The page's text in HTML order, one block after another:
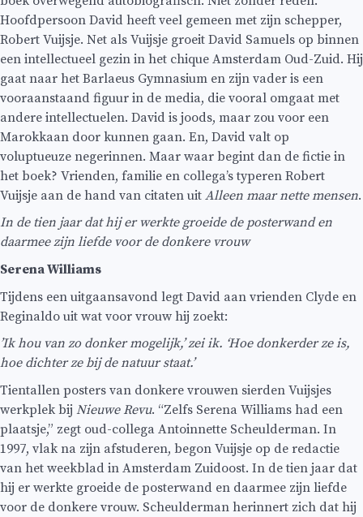
Hoofdpersoon David heeft veel gemeen met zijn schepper,
Robert Vuijsje. Net als Vuijsje groeit David Samuels op binnen
een intellectueel gezin in het chique Amsterdam Oud-Zuid. Hij
gaat naar het Barlaeus Gymnasium en zijn vader is een
vooraanstaand figuur in de media, die vooral omgaat met
andere intellectuelen. David is joods, maar zou voor een
Marokkaan door kunnen gaan. En, David valt op
voluptueuze negerinnen. Maar waar begint dan de fictie in
het boek? Vrienden, familie en collega’s typeren Robert
Vuijsje aan de hand van citaten uit Alleen maar nette mensen.
In de tien jaar dat hij er werkte groeide de posterwand en
daarmee zijn liefde voor de donkere vrouw
Serena Williams
Tijdens een uitgaansavond legt David aan vrienden Clyde en
Reginaldo uit wat voor vrouw hij zoekt:
’Ik hou van zo donker mogelijk,’ zei ik. ‘Hoe donkerder ze is,
hoe dichter ze bij de natuur staat.’
Tientallen posters van donkere vrouwen sierden Vuijsjes
werkplek bij Nieuwe Revu. “Zelfs Serena Williams had een
plaatsje,” zegt oud-collega Antoinnette Scheulderman. In
1997, vlak na zijn afstuderen, begon Vuijsje op de redactie
van het weekblad in Amsterdam Zuidoost. In de tien jaar dat
hij er werkte groeide de posterwand en daarmee zijn liefde
voor de donkere vrouw. Scheulderman herinnert zich dat hij